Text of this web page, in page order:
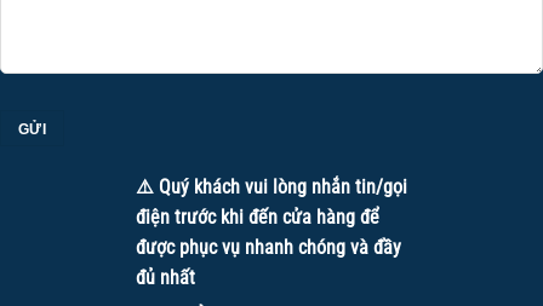
⚠️ Quý khách vui lòng nhắn tin/gọi
điện trước khi đến cửa hàng để
được phục vụ nhanh chóng và đầy
đủ nhất